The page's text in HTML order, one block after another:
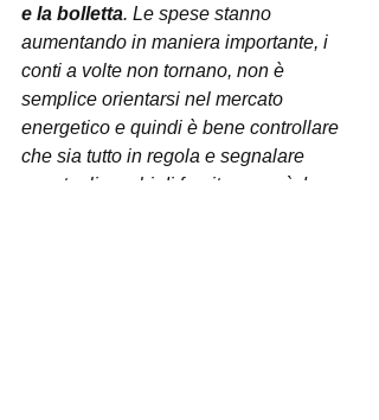
e la bolletta. Le spese stanno
aumentando in maniera importante, i
conti a volte non tornano, non è
semplice orientarsi nel mercato
energetico e quindi è bene controllare
che sia tutto in regola e segnalare
eventuali cambi di fornitore, così da